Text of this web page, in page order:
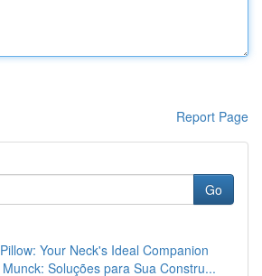
Report Page
Go
Your Neck's Ideal Companion
Soluções para Sua Constru...